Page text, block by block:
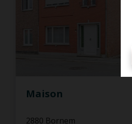
Maison
2880 Bornem